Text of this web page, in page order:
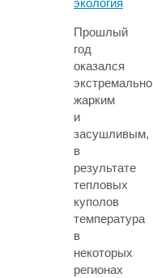
Прошлый
год
оказался
экстремально
жарким
и
засушливым,
в
результате
тепловых
куполов
температура
в
некоторых
регионах